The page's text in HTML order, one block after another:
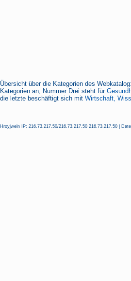
Übersicht über die Kategorien des
Kategorien an, Nummer Drei steht für
die letzte beschäftigt sich mit Wirtschaft,
Hroyjweln IP: 216.73.217.50/216.73.217.50 216.73.217.50 |